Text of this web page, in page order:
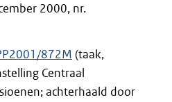
2000, nr.
872M (taak,
Centraal
achterhaald door